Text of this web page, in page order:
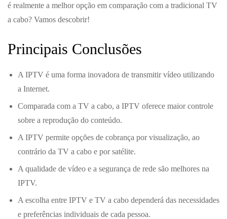
é realmente a melhor opção em comparação com a tradicional TV
a cabo? Vamos descobrir!
Principais Conclusões
A IPTV é uma forma inovadora de transmitir vídeo utilizando
a Internet.
Comparada com a TV a cabo, a IPTV oferece maior controle
sobre a reprodução do conteúdo.
A IPTV permite opções de cobrança por visualização, ao
contrário da TV a cabo e por satélite.
A qualidade de vídeo e a segurança de rede são melhores na
IPTV.
A escolha entre IPTV e TV a cabo dependerá das necessidades
e preferências individuais de cada pessoa.